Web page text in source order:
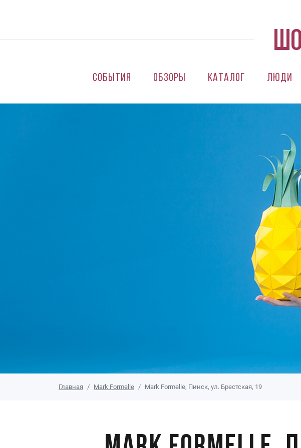
События Обзоры Каталог Люди
Главная Mark Formelle Mark Formelle, Пинск, ул. Брестская, 19